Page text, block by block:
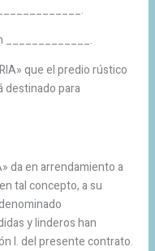
_____________.
que el predio rústico
destinado para
en arrendamiento a
tal concepto, a su
y linderos han
I. del presente contrato.